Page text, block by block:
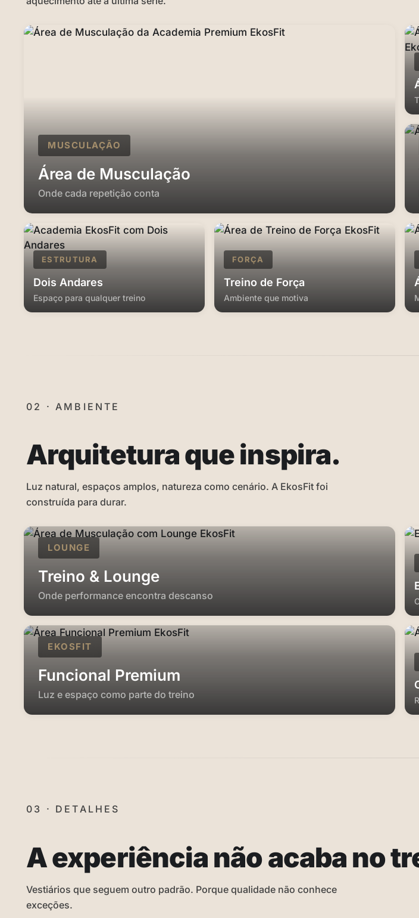
MUSCULAÇÃO
Área de Musculação
Onde cada repetição conta
ESTRUTURA
Dois Andares
Espaço para qualquer treino
FORÇA
Treino de Força
Ambiente que motiva
02 · AMBIENTE
Arquitetura que inspira.
Luz natural, espaços amplos, natureza como cenário. A EkosFit foi
construída para durar.
LOUNGE
Treino & Lounge
Onde performance encontra descanso
EKOSFIT
Funcional Premium
Luz e espaço como parte do treino
03 · DETALHES
A experiência não acaba no
Vestiários que seguem outro padrão. Porque qualidade não conhece
exceções.